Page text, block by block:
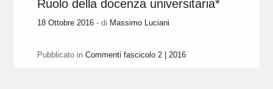
Ruolo della docenza universitaria*
18 Ottobre 2016 - di Massimo Luciani
Pubblicato in Commenti fascicolo 2 | 2016